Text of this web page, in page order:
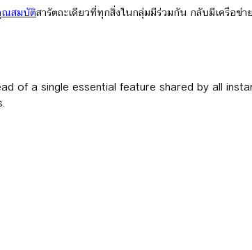
สมบัติสารัตถะเดียวที่ทุกสิ่งในกลุ่มมีร่วมกัน กลับมีเครือข่
of a single essential feature shared by all